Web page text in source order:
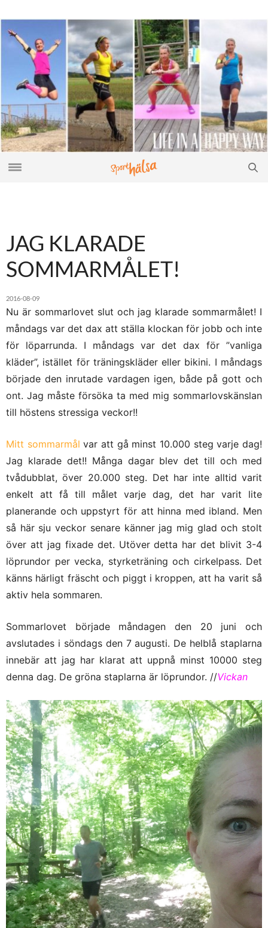
JAG KLARADE
SOMMARMÅLET!
2016-08-09
Nu är sommarlovet slut och jag klarade sommarmålet! I
måndags var det dax att ställa klockan för jobb och inte
för löparrunda. I måndags var det dax för ”vanliga
kläder”, istället för träningskläder eller bikini. I måndags
började den inrutade vardagen igen, både på gott och
ont. Jag måste försöka ta med mig sommarlovskänslan
till höstens stressiga veckor!!
Mitt sommarmål var att gå minst 10.000 steg varje dag!
Jag klarade det!! Många dagar blev det till och med
tvådubblat, över 20.000 steg. Det har inte alltid varit
enkelt att få till målet varje dag, det har varit lite
planerande och uppstyrt för att hinna med ibland. Men
så här sju veckor senare känner jag mig glad och stolt
över att jag fixade det. Utöver detta har det blivit 3-4
löprundor per vecka, styrketräning och cirkelpass. Det
känns härligt fräscht och piggt i kroppen, att ha varit så
aktiv hela sommaren.
Sommarlovet började måndagen den 20 juni och
avslutades i söndags den 7 augusti. De helblå staplarna
innebär att jag har klarat att uppnå minst 10000 steg
denna dag. De gröna staplarna är löprundor. //Vickan